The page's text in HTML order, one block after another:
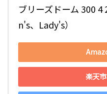
ブリーズドーム 300
n's、Lady's）
楽天